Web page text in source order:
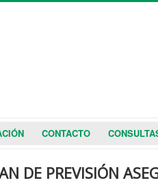
CONTACTO
DE PREVISIÓN